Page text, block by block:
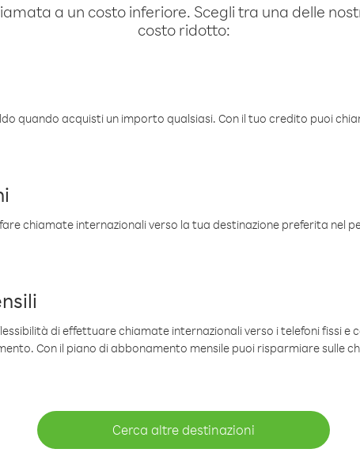
a un costo inferiore. Scegli tra una delle
costo ridotto:
quando acquisti un importo qualsiasi. Con il tuo credito puoi
chiamate internazionali verso la tua destinazione preferita nel
di effettuare chiamate internazionali verso i telefoni fissi e
Con il piano di abbonamento mensile puoi risparmiare sulle
Cerca altre destinazioni